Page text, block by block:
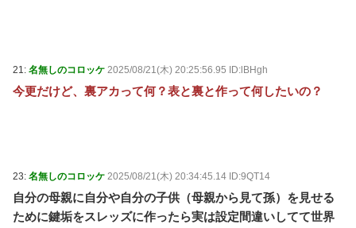
21: 名無しのコロッケ 2025/08/21(木) 20:25:56.95 ID:lBHgh
今更だけど、裏アカって何？表と裏と作って何したいの？
23: 名無しのコロッケ 2025/08/21(木) 20:34:45.14 ID:9QT14
自分の母親に自分や自分の子供（母親から見て孫）を見せる
ために鍵垢をスレッズに作ったら実は設定間違いしてて世界